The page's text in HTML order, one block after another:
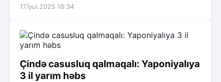
17.İyul.2025 18:34
Çində casusluq qalmaqalı: Yaponiyalıya
3 il yarım həbs